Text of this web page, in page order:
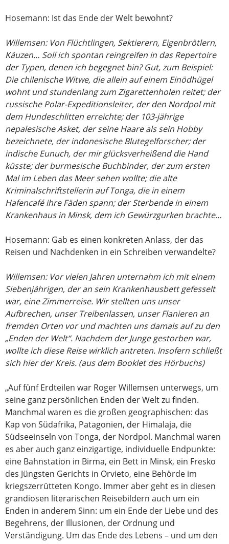
Hosemann: Ist das Ende der Welt bewohnt?
Willemsen: Von Flüchtlingen, Sektierern, Eigenbrötlern,
Käuzen… Soll ich spontan reingreifen in das Repertoire
der Typen, denen ich begegnet bin? Gut, zum Beispiel:
Die chilenische Witwe, die allein auf einem Einödhügel
wohnt und stundenlang zum Zigarettenholen reitet; der
russische Polar-Expeditionsleiter, der den Nordpol mit
dem Hundeschlitten erreichte; der 103-jährige
nepalesische Asket, der seine Haare als sein Hobby
bezeichnete, der indonesische Blutegelforscher; der
indische Eunuch, der mir glücksverheißend die Hand
küsste; der burmesische Buchbinder, der zum ersten
Mal im Leben das Meer sehen wollte; die alte
Kriminalschriftstellerin auf Tonga, die in einem
Hafencafé ihre Fäden spann; der Sterbende in einem
Krankenhaus in Minsk, dem ich Gewürzgurken brachte…
Hosemann: Gab es einen konkreten Anlass, der das
Reisen und Nachdenken in ein Schreiben verwandelte?
Willemsen: Vor vielen Jahren unternahm ich mit einem
Siebenjährigen, der an sein Krankenhausbett gefesselt
war, eine Zimmerreise. Wir stellten uns unser
Aufbrechen, unser Treibenlassen, unser Flanieren an
fremden Orten vor und machten uns damals auf zu den
„Enden der Welt“. Nachdem der Junge gestorben war,
wollte ich diese Reise wirklich antreten. Insofern schließt
sich hier der Kreis. (aus dem Booklet des Hörbuchs)
„Auf fünf Erdteilen war Roger Willemsen unterwegs, um
seine ganz persönlichen Enden der Welt zu finden.
Manchmal waren es die großen geographischen: das
Kap von Südafrika, Patagonien, der Himalaja, die
Südseeinseln von Tonga, der Nordpol. Manchmal waren
es aber auch ganz einzigartige, individuelle Endpunkte:
eine Bahnstation in Birma, ein Bett in Minsk, ein Fresko
des Jüngsten Gerichts in Orvieto, eine Behörde im
kriegszerrütteten Kongo. Immer aber geht es in diesen
grandiosen literarischen Reisebildern auch um ein
Enden in anderem Sinn: um ein Ende der Liebe und des
Begehrens, der Illusionen, der Ordnung und
Verständigung. Um das Ende des Lebens – und um den